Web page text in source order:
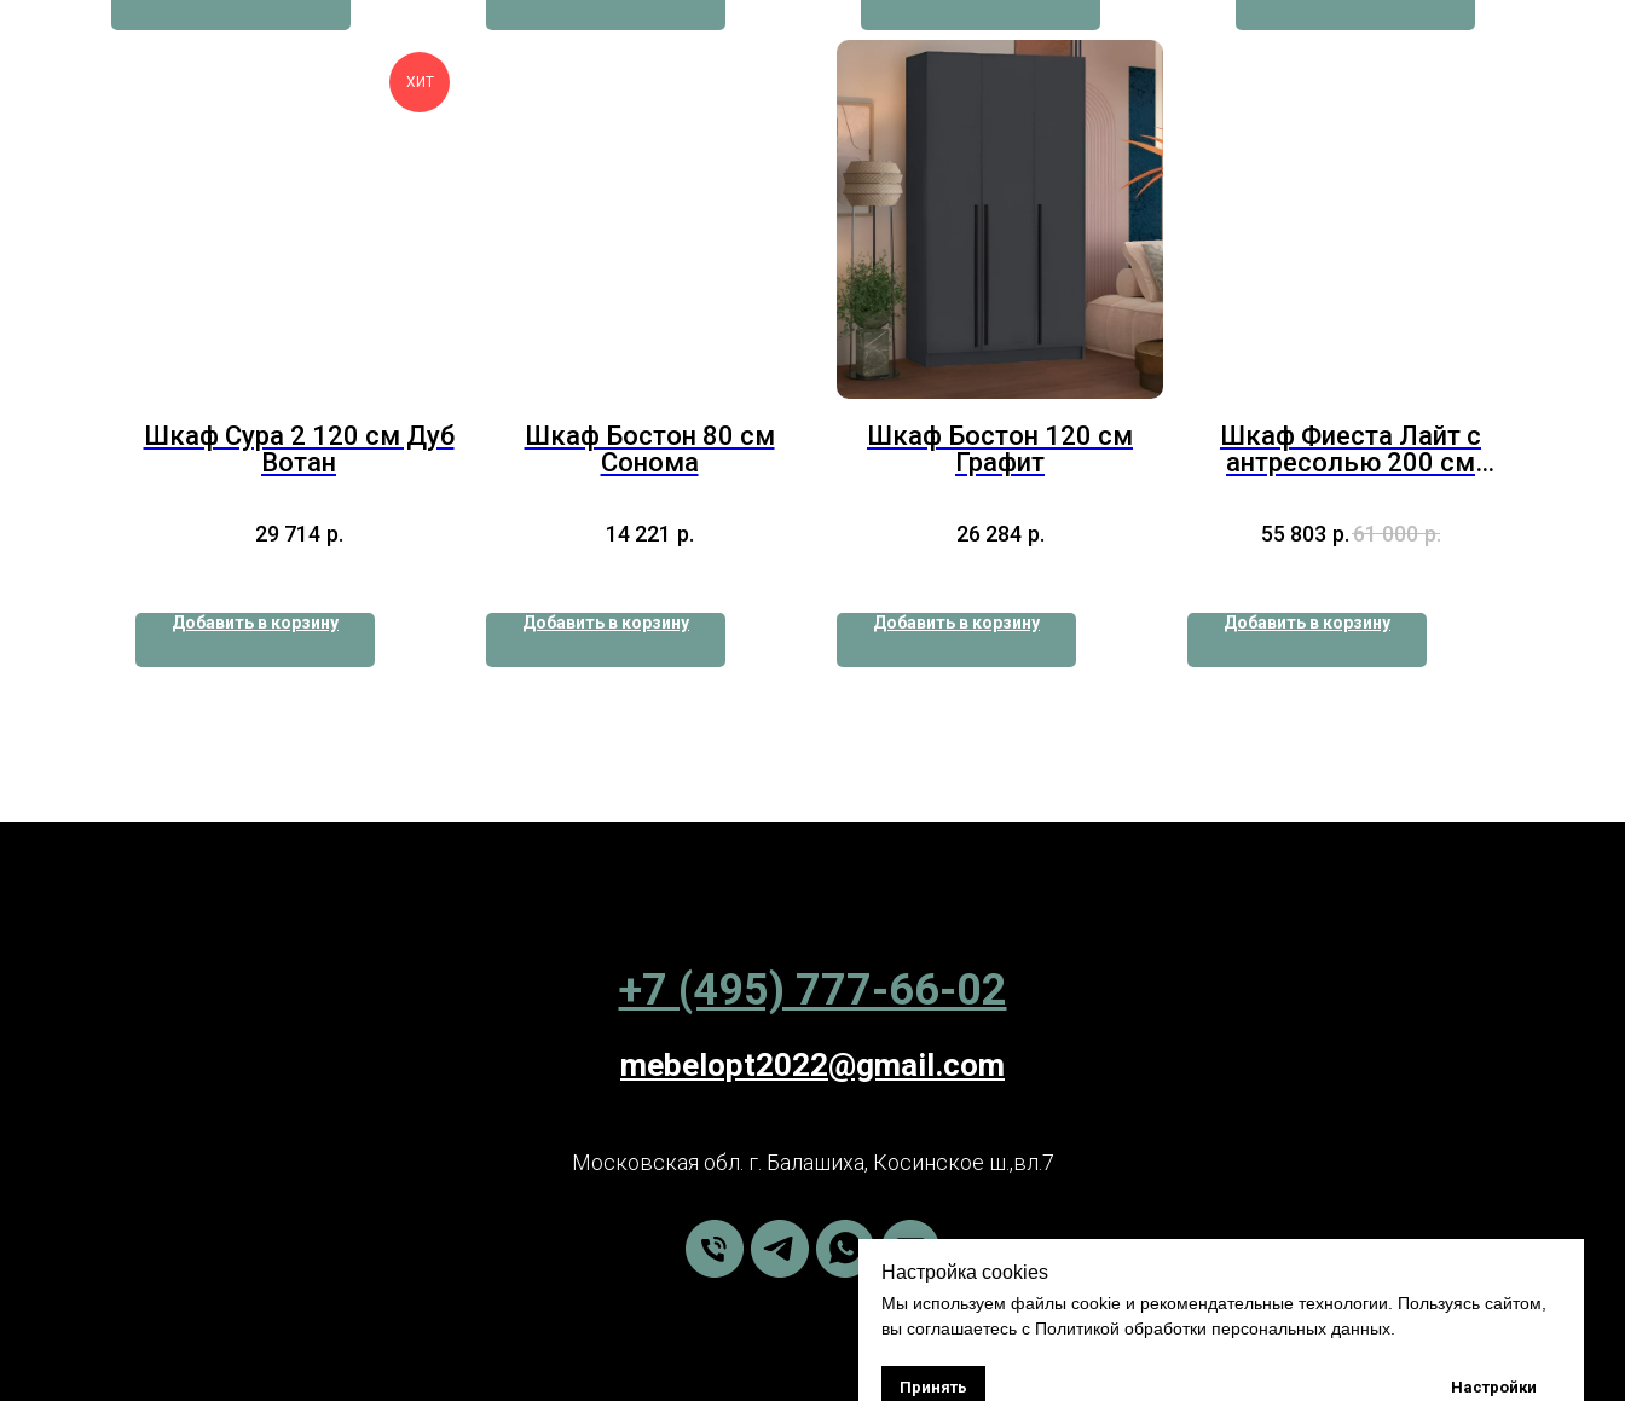
ХИТ
Шкаф Сура 2 120 см Дуб
Вотан
29 714 р.
Добавить в корзину
Шкаф Бостон 80 см
Сонома
14 221 р.
Добавить в корзину
Шкаф Бостон 120 см
Графит
26 284 р.
Добавить в корзину
Шкаф Фиеста Лайт с
антресолью 200 см
55 803 р.61 000 р.
Добавить в корзину
+7 (495) 777-66-02
mebelopt2022@gmail.com
Московская обл. г. Балашиха, Косинское ш.,вл.7
Настройка cookies
Мы используем файлы cookie и рекомендательные технологии. Пользуясь сайтом,
вы соглашаетесь с Политикой обработки персональных данных.
Принять Настройки